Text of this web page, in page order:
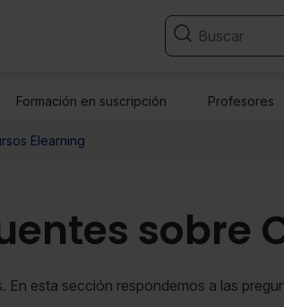
Formación en suscripción Profesores
Elearning
sobre
En esta sección respondemos a las